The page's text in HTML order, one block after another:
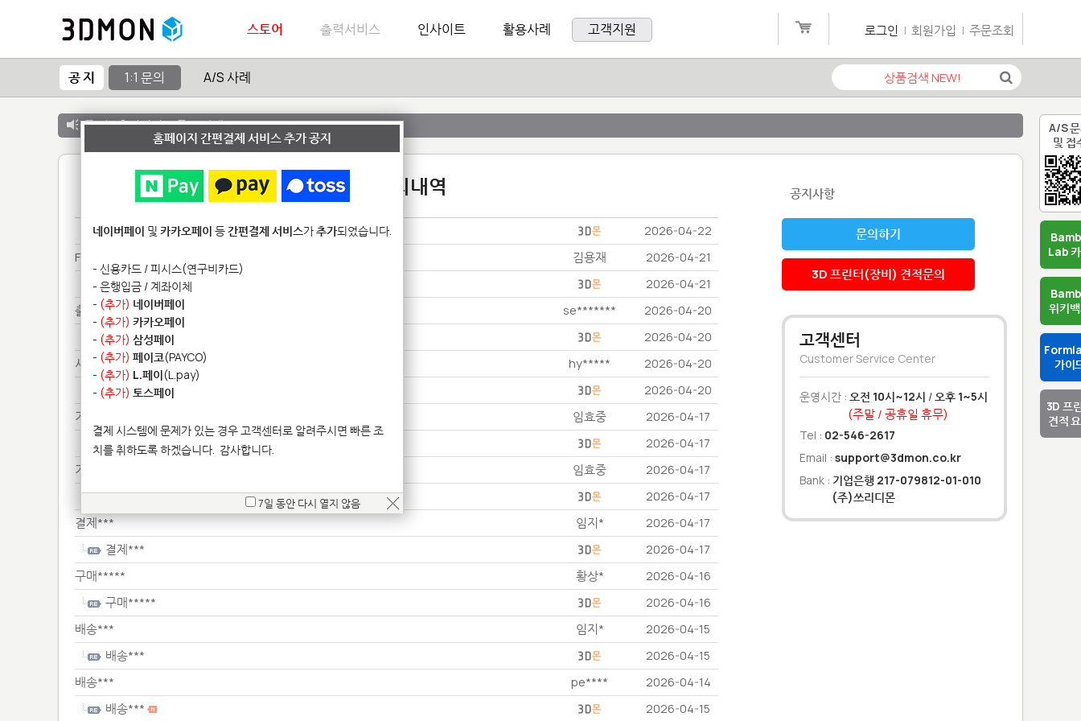
A/S
및 접
Lab
위키
가이
3D 프
견적
스토어 출력서비스 인사이트 활용사례 고객지원 로그인 | 회원가입 | 주문조회
공 지 1:1 문의 A/S 사례
공 지 :출력서비스 종료 안내
1:1 문의내역
Fo******************** 2026-04-22
Fo******************** 김용재 2026-04-21
Fo******************** 2026-04-21
출력****** se******* 2026-04-20
출력****** 2026-04-20
서류*** hy***** 2026-04-20
서류*** 2026-04-20
기타************** 임효중 2026-04-17
기타************** 2026-04-17
기타************** 임효중 2026-04-17
기타************** 2026-04-17
결제*** 임지* 2026-04-17
결제*** 2026-04-17
구매***** 황상* 2026-04-16
구매***** 2026-04-16
배송*** 임지* 2026-04-15
배송*** 2026-04-15
배송*** pe**** 2026-04-14
배송*** 2026-04-15
공지사항
문의하기
3D 프린터(장비) 견적문의
고객센터
Customer Service Center
운영시간 : 오전 10시~12시 /오후 1~5시
(주말 / 공휴일 휴무)
Tel : 02-546-2617
Email : support@3dmon.co.kr
Bank : 기업은행 217-079812-01-010
(주)쓰리디몬
홈페이지 간편결제 서비스 추가 공지
네이버페이 및 카카오페이 등간편결제 서비스가추가되었습니다.
- 신용카드 / 피시스(연구비카드)
- 은행입금 / 계좌이체
- (추가) 네이버페이
- (추가) 카카오페이
- (추가) 삼성페이
- (추가) 페이코(PAYCO)
- (추가) L.페이(L.pay)
- (추가) 토스페이
결제 시스템에 문제가 있는 경우 고객센터로 알려주시면 빠른 조
치를 취하도록 하겠습니다. 감사합니다.
7일 동안 다시 열지 않음